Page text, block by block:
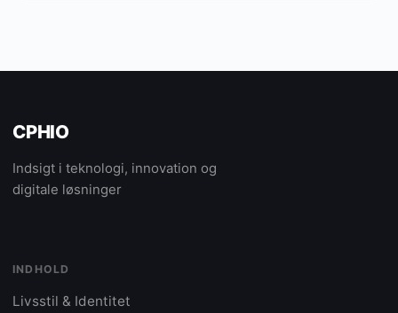
CPHIO
Indsigt i teknologi, innovation og
digitale løsninger
INDHOLD
Livsstil & Identitet